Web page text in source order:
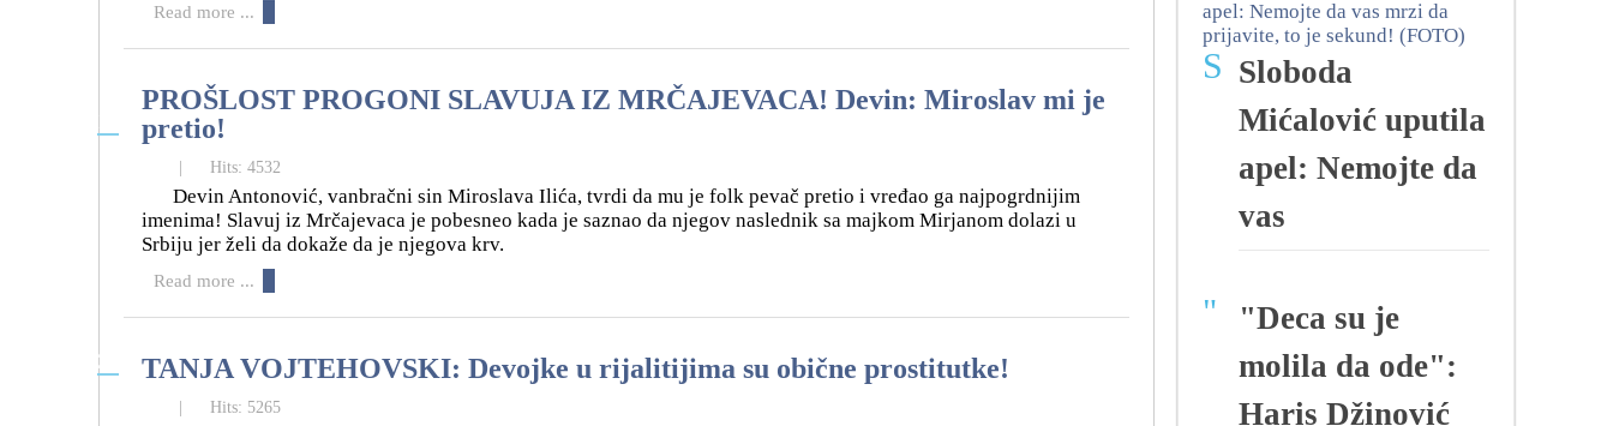
Read more ...
PROŠLOST PROGONI SLAVUJA IZ MRČAJEVACA! Devin: Miroslav mi je
pretio!
|
Hits: 4532
Devin Antonović, vanbračni sin Miroslava Ilića, tvrdi da mu je folk pevač pretio i vređao ga najpogrdnijim
imenima! Slavuj iz Mrčajevaca je pobesneo kada je saznao da njegov naslednik sa majkom Mirjanom dolazi u
Srbiju jer želi da dokaže da je njegova krv.
Read more ...
TANJA VOJTEHOVSKI: Devojke u rijalitijima su obične prostitutke!
31
|
Hits: 5265
S Sloboda
Mićalović uputila
apel: Nemojte da
vas
"
"Deca su je
molila da ode":
Haris Džinović